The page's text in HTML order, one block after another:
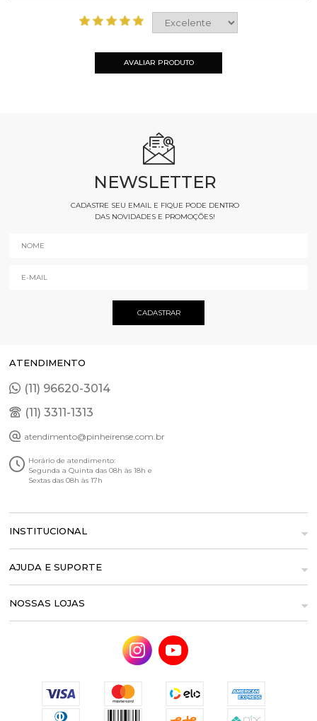
AVALIAR PRODUTO
NEWSLETTER
CADASTRE SEU EMAIL E FIQUE PODE DENTRO
DAS NOVIDADES E PROMOÇÕES!
ATENDIMENTO
(11) 96620-3014
(11) 3311-1313
atendimento@pinheirense.com.br
Horário de atendimento:
Segunda a Quinta das 08h às 18h e
Sextas das 08h às 17h
INSTITUCIONAL
AJUDA E SUPORTE
NOSSAS LOJAS